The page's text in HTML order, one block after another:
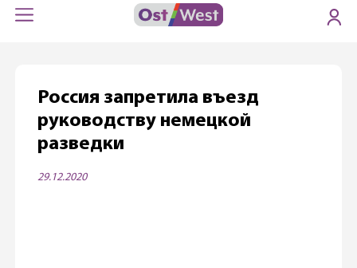
Россия запретила въезд
руководству немецкой
разведки
29.12.2020